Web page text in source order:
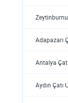
Zeytinburnu
Adapazarı
Antalya
Aydın Çatı